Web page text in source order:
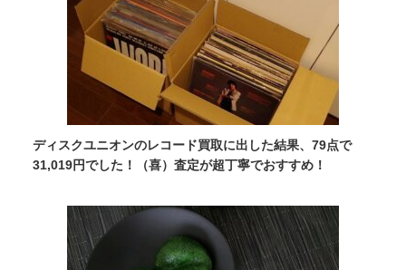
ディスクユニオンのレコード買取に出した結果、79点で
31,019円でした！（喜）査定が超丁寧でおすすめ！